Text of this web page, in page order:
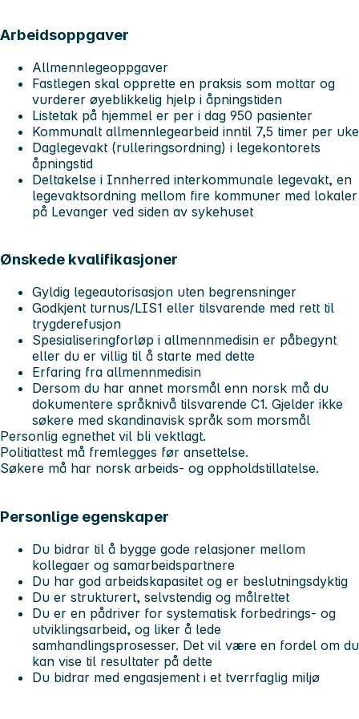
Arbeidsoppgaver
Allmennlegeoppgaver
Fastlegen skal opprette en praksis som mottar og
vurderer øyeblikkelig hjelp i åpningstiden
Listetak på hjemmel er per i dag 950 pasienter
Kommunalt allmennlegearbeid inntil 7,5 timer per uke
Daglegevakt (rulleringsordning) i legekontorets
åpningstid
Deltakelse i Innherred interkommunale legevakt, en
legevaktsordning mellom fire kommuner med lokaler
på Levanger ved siden av sykehuset
Ønskede kvalifikasjoner
Gyldig legeautorisasjon uten begrensninger
Godkjent turnus/LIS1 eller tilsvarende med rett til
trygderefusjon
Spesialiseringforløp i allmennmedisin er påbegynt
eller du er villig til å starte med dette
Erfaring fra allmennmedisin
Dersom du har annet morsmål enn norsk må du
dokumentere språknivå tilsvarende C1. Gjelder ikke
søkere med skandinavisk språk som morsmål
Personlig egnethet vil bli vektlagt.
Politiattest må fremlegges før ansettelse.
Søkere må har norsk arbeids- og oppholdstillatelse.
Personlige egenskaper
Du bidrar til å bygge gode relasjoner mellom
kollegaer og samarbeidspartnere
Du har god arbeidskapasitet og er beslutningsdyktig
Du er strukturert, selvstendig og målrettet
Du er en pådriver for systematisk forbedrings- og
utviklingsarbeid, og liker å lede
samhandlingsprosesser. Det vil være en fordel om du
kan vise til resultater på dette
Du bidrar med engasjement i et tverrfaglig miljø